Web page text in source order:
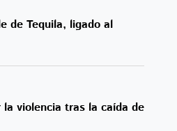
de Tequila, ligado al
violencia tras la caída de